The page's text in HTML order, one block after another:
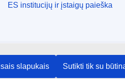
slapukais Sutikti tik su
ES institucijų ir įstaigų paieška